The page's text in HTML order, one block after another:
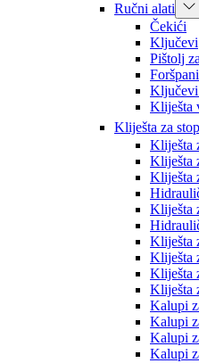
Ručni alati
Čekići
Ključevi
Pištolj
Ključevi
Kliješta
Kliješta za
Kliješta
Kliješta
Kliješta
Kliješta
Kliješta
Kliješta
Kliješta
Kliješta
Kalupi
Kalupi
Kalupi
Kalupi